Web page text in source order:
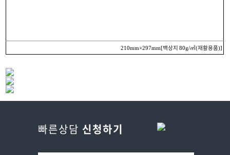
210mm×297mm[백상지80g/㎡(재활용품)]
빠른상담 신청하기